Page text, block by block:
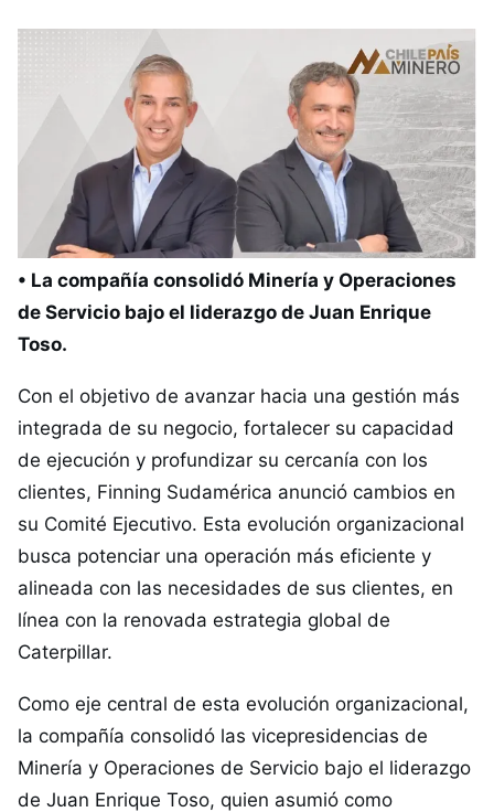
• La compañía consolidó Minería y Operaciones
de Servicio bajo el liderazgo de Juan Enrique
Toso.
Con el objetivo de avanzar hacia una gestión más
integrada de su negocio, fortalecer su capacidad
de ejecución y profundizar su cercanía con los
clientes, Finning Sudamérica anunció cambios en
su Comité Ejecutivo. Esta evolución organizacional
busca potenciar una operación más eficiente y
alineada con las necesidades de sus clientes, en
línea con la renovada estrategia global de
Caterpillar.
Como eje central de esta evolución organizacional,
la compañía consolidó las vicepresidencias de
Minería y Operaciones de Servicio bajo el liderazgo
de Juan Enrique Toso, quien asumió como